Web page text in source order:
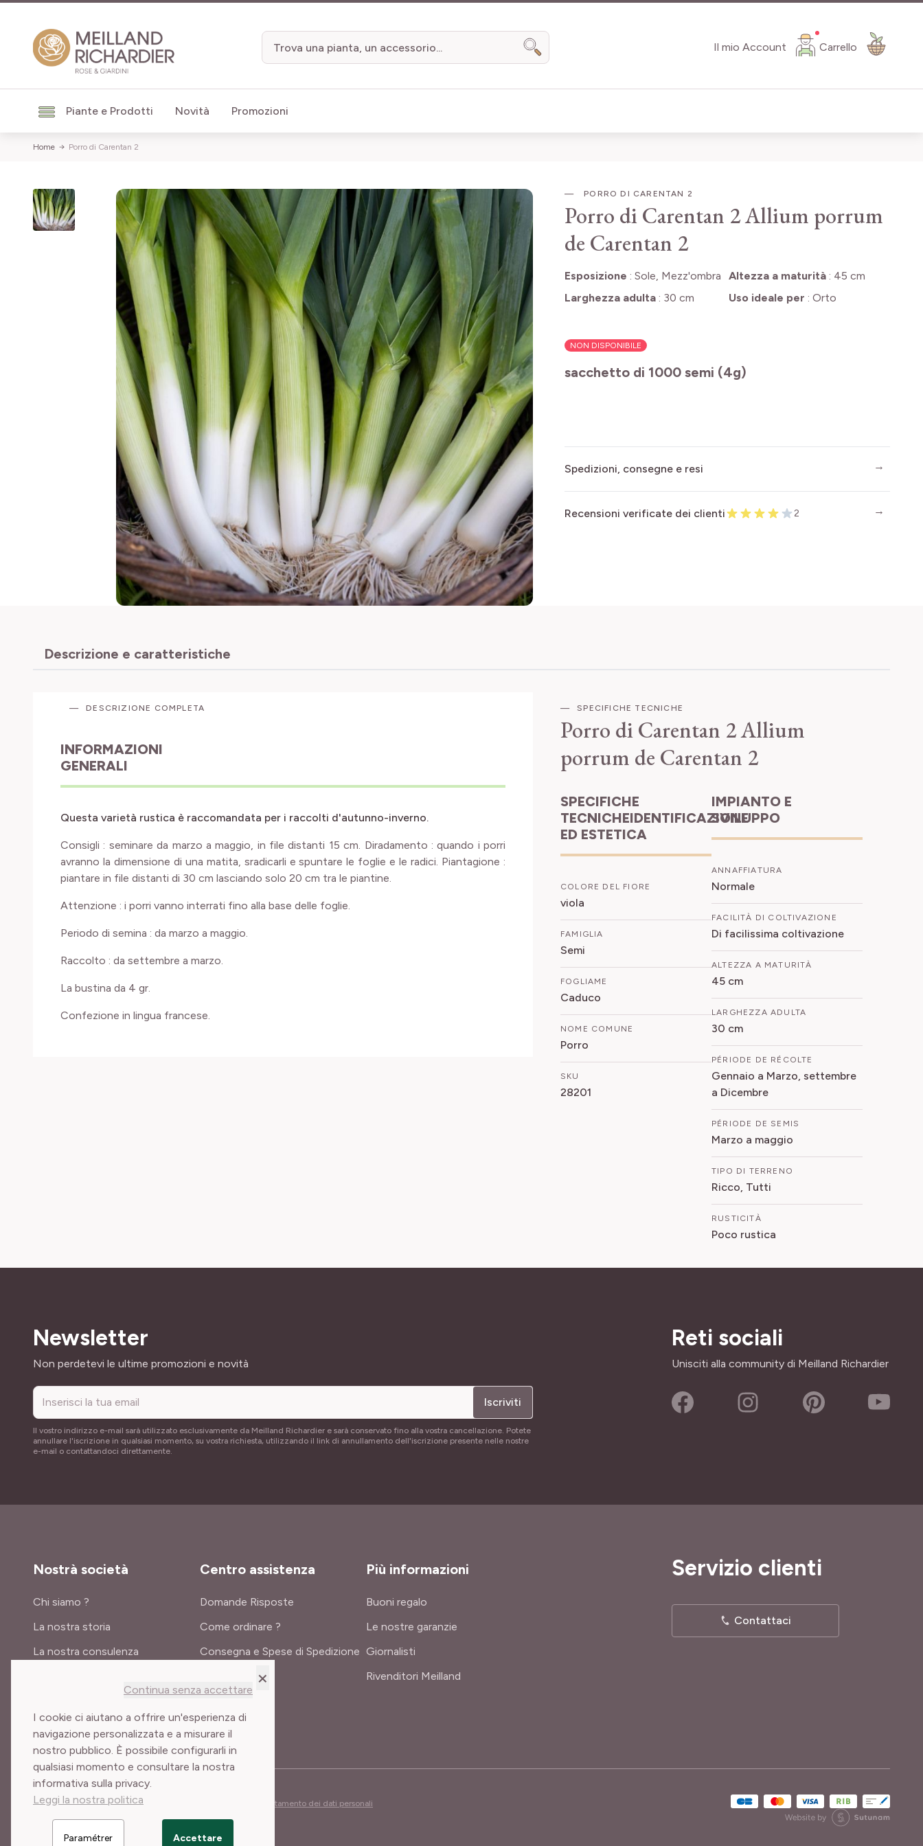
×
Continua senza accettare
I cookie ci aiutano a offrire un'esperienza di
navigazione personalizzata e a misurare il
nostro pubblico. È possibile configurarli in
qualsiasi momento e consultare la nostra
informativa sulla privacy.
Leggi la nostra politica
Paramétrer Accettare
Il mio Account Carrello
Piante e Prodotti Novità Promozioni
Search
Home Porro di Carentan 2
PORRO DI CARENTAN 2
Porro di Carentan 2Allium porrum
de Carentan 2
Esposizione : Sole, Mezz'ombra Altezza a maturità: 45 cm
Larghezza adulta: 30 cm Uso ideale per : Orto
NON DISPONIBILE
sacchetto di 1000 semi (4g)
Spedizioni, consegne e resi
Recensioni verificate dei clienti 2
Descrizione e caratteristiche
DESCRIZIONE COMPLETA
INFORMAZIONI
GENERALI
Questa varietà rustica è raccomandata per i raccolti d'autunno-inverno.
Consigli : seminare da marzo a maggio, in file distanti 15 cm. Diradamento : quando i porri
avranno la dimensione di una matita, sradicarli e spuntare le foglie e le radici. Piantagione :
piantare in file distanti di 30 cm lasciando solo 20 cm tra le piantine.
Attenzione : i porri vanno interrati fino alla base delle foglie.
Periodo di semina : da marzo a maggio.
Raccolto : da settembre a marzo.
La bustina da 4 gr.
Confezione in lingua francese.
SPECIFICHE TECNICHE
Porro di Carentan 2Allium
porrum de Carentan 2
SPECIFICHE
TECNICHEIDENTIFICAZIONE
ED ESTETICA
COLORE DEL FIORE
viola
FAMIGLIA
Semi
FOGLIAME
Caduco
NOME COMUNE
Porro
SKU
28201
IMPIANTO E
SVILUPPO
ANNAFFIATURA
Normale
FACILITÀ DI COLTIVAZIONE
Di facilissima coltivazione
ALTEZZA A MATURITÀ
45 cm
LARGHEZZA ADULTA
30 cm
PÉRIODE DE RÉCOLTE
Gennaio a Marzo, settembre
a Dicembre
PÉRIODE DE SEMIS
Marzo a maggio
TIPO DI TERRENO
Ricco, Tutti
RUSTICITÀ
Poco rustica
Newsletter
Indirizzo email
Non perdetevi le ultime promozioni e novità
Iscriviti
Il vostro indirizzo e-mail sarà utilizzato esclusivamente da Meilland Richardier e sarà conservato fino alla vostra cancellazione. Potete
annullare l'iscrizione in qualsiasi momento, su vostra richiesta, utilizzando il link di annullamento dell'iscrizione presente nelle nostre
e-mail o contattandoci direttamente.
Reti sociali
Unisciti alla community di Meilland Richardier
Nostrà società
Chi siamo ?
La nostra storia
La nostra consulenza
Centro assistenza
Domande Risposte
Come ordinare ?
Consegna e Spese di Spedizione
Più informazioni
Buoni regalo
Le nostre garanzie
Giornalisti
Rivenditori Meilland
Servizio clienti
Contattaci
Condizioni generali di vendita Cookies e trattamento dei dati personali